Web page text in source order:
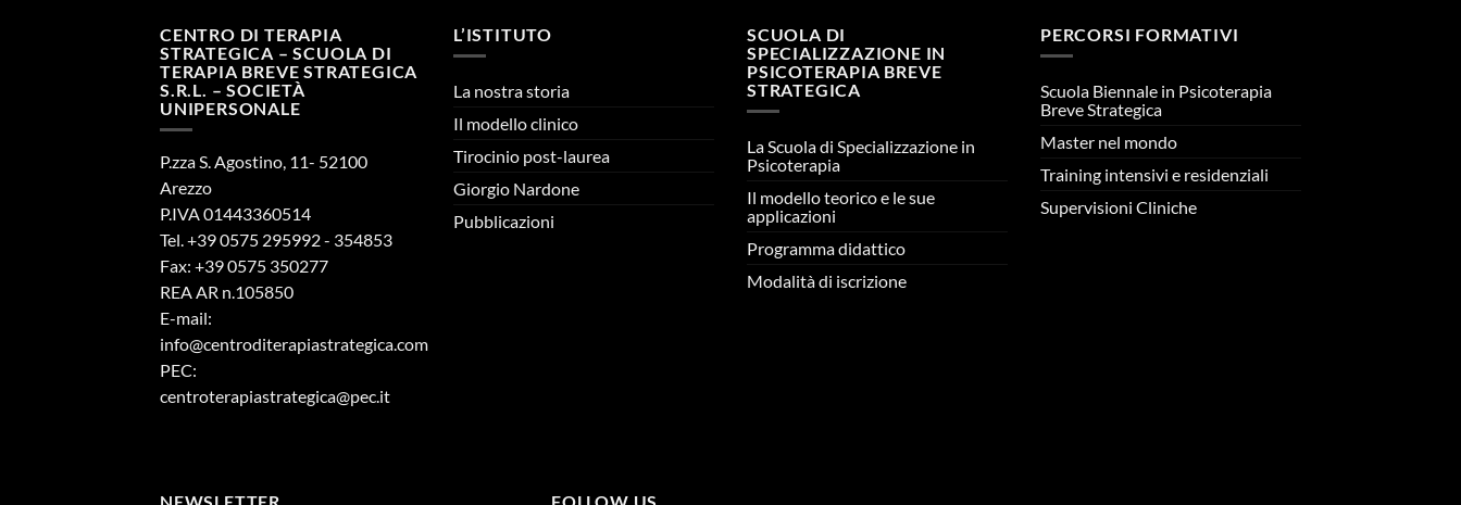
CENTRO DI TERAPIA
STRATEGICA – SCUOLA DI
TERAPIA BREVE STRATEGICA
S.R.L. – SOCIETÀ
UNIPERSONALE
P.zza S. Agostino, 11- 52100
Arezzo
P.IVA 01443360514
Tel. +39 0575 295992 - 354853
Fax: +39 0575 350277
REA AR n.105850
E-mail:
info@centroditerapiastrategica.com
PEC:
centroterapiastrategica@pec.it
L’ISTITUTO
La nostra storia
Il modello clinico
Tirocinio post-laurea
Giorgio Nardone
Pubblicazioni
SCUOLA DI
SPECIALIZZAZIONE IN
PSICOTERAPIA BREVE
STRATEGICA
La Scuola di Specializzazione in
Psicoterapia
Il modello teorico e le sue
applicazioni
Programma didattico
Modalità di iscrizione
PERCORSI FORMATIVI
Scuola Biennale in Psicoterapia
Breve Strategica
Master nel mondo
Training intensivi e residenziali
Supervisioni Cliniche